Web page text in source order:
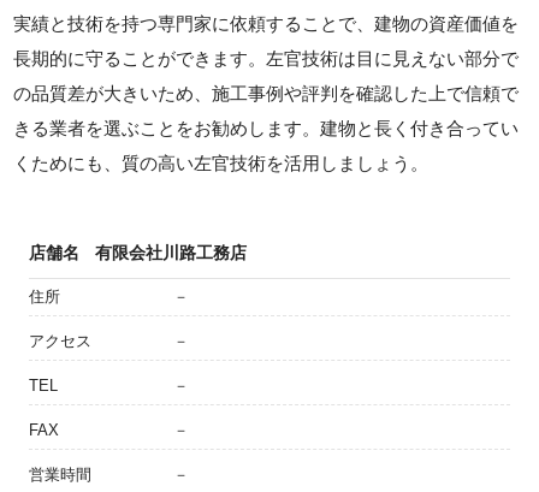
実績と技術を持つ専門家に依頼することで、建物の資産価値を
長期的に守ることができます。左官技術は目に見えない部分で
の品質差が大きいため、施工事例や評判を確認した上で信頼で
きる業者を選ぶことをお勧めします。建物と長く付き合ってい
くためにも、質の高い左官技術を活用しましょう。
店舗名 有限会社川路工務店
住所 －
アクセス －
TEL －
FAX －
営業時間 －